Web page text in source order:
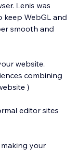
Lenis was
keep WebGL and
smooth and
website.
combining
)
editor sites
your